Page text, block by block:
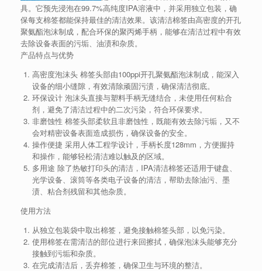
具。它预先浸泡在99.7%高纯度IPA溶液中，并采用独立包装，确
保每支棉签都能保持最佳的清洁效果。该清洁棉签由高密度的开孔
聚氨酯泡沫制成，配合环保的聚丙烯手柄，能够在清洁过程中有效
去除设备表面的污垢、油渍和杂质。
产品特点与优势
高密度泡沫头棉签头部由100ppi开孔聚氨酯泡沫制成，能深入
设备的细小缝隙，有效清除顽固污渍，确保清洁彻底。
环保设计泡沫头直接与塑料手柄无缝结合，未使用任何粘合
剂，避免了清洁过程中的二次污染，符合环保要求。
非磨蚀性 棉签头部柔软且非磨蚀性，既能有效去除污垢，又不
会对精密设备表面造成损伤，确保设备的安全。
操作便捷采用人体工程学设计，手柄长度128mm，方便握持
和操作，能够轻松清洁难以触及的区域。
多用途 除了热敏打印头的清洁，IPA清洁棉签还适用于键盘、
光学设备、滚筒等各类电子设备的清洁，帮助去除油污、墨
渍、粘合剂残留和其他杂质。
使用方法
从独立包装袋中取出棉签，避免接触棉签头部，以免污染。
使用棉签在需清洁的部位进行来回擦拭，确保泡沫头能够充分
接触到污垢和杂质。
在完成清洁后，丢弃棉签，确保卫生与环境的整洁。